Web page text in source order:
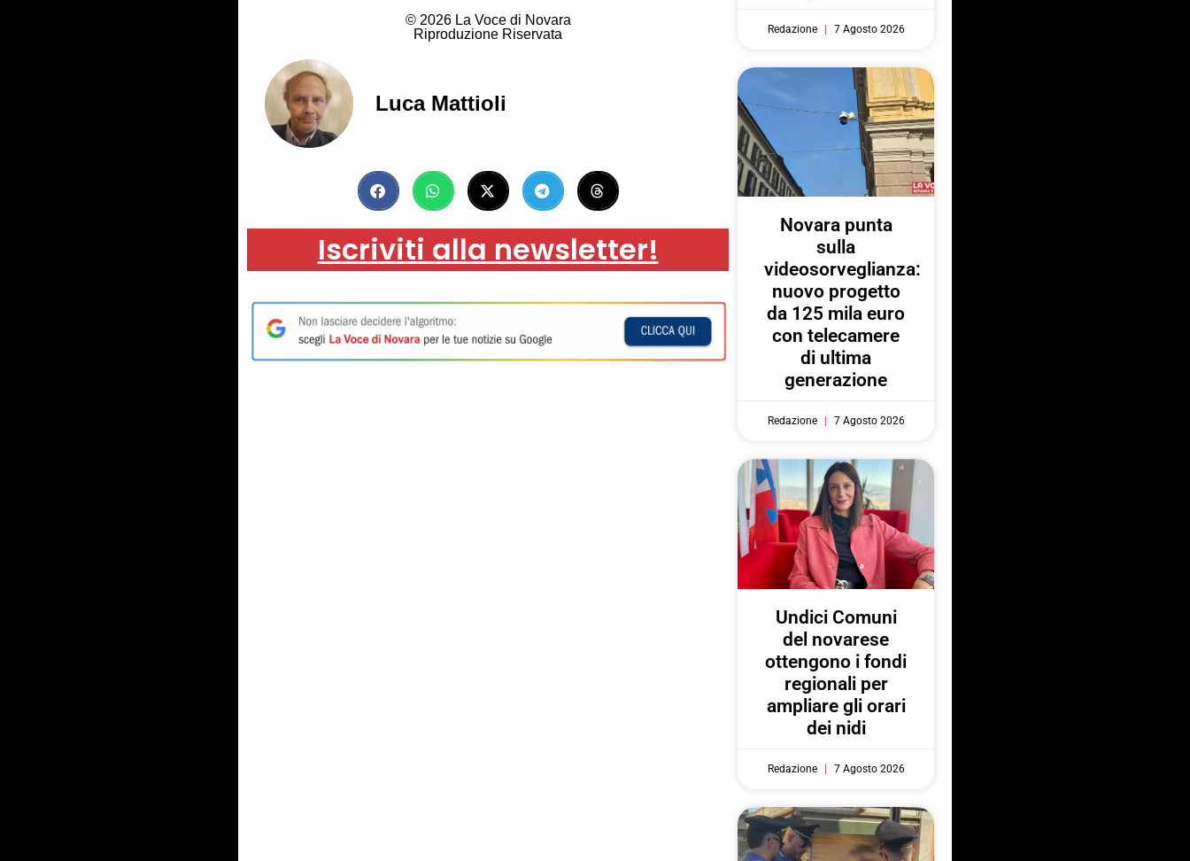
© 2026 La Voce di Novara
Riproduzione Riservata
Luca Mattioli
Iscriviti alla newsletter!
Redazione 7 Agosto 2026
Novara punta
sulla
videosorveglianza:
nuovo progetto
da 125 mila euro
con telecamere
di ultima
generazione
Redazione 7 Agosto 2026
Undici Comuni
del novarese
ottengono i fondi
regionali per
ampliare gli orari
dei nidi
Redazione 7 Agosto 2026